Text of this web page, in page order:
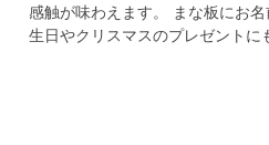
感触が味わえます。
まな板にお
生日やクリスマスのプレゼントに